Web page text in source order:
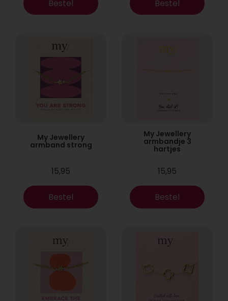
Bestel Bestel
My Jewellery
armband strong
15,95
Bestel
My Jewellery
armbandje 3
hartjes
15,95
Bestel